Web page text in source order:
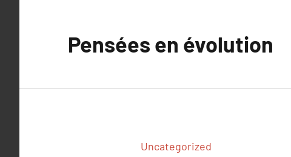
Pensées en évolution
Uncategorized